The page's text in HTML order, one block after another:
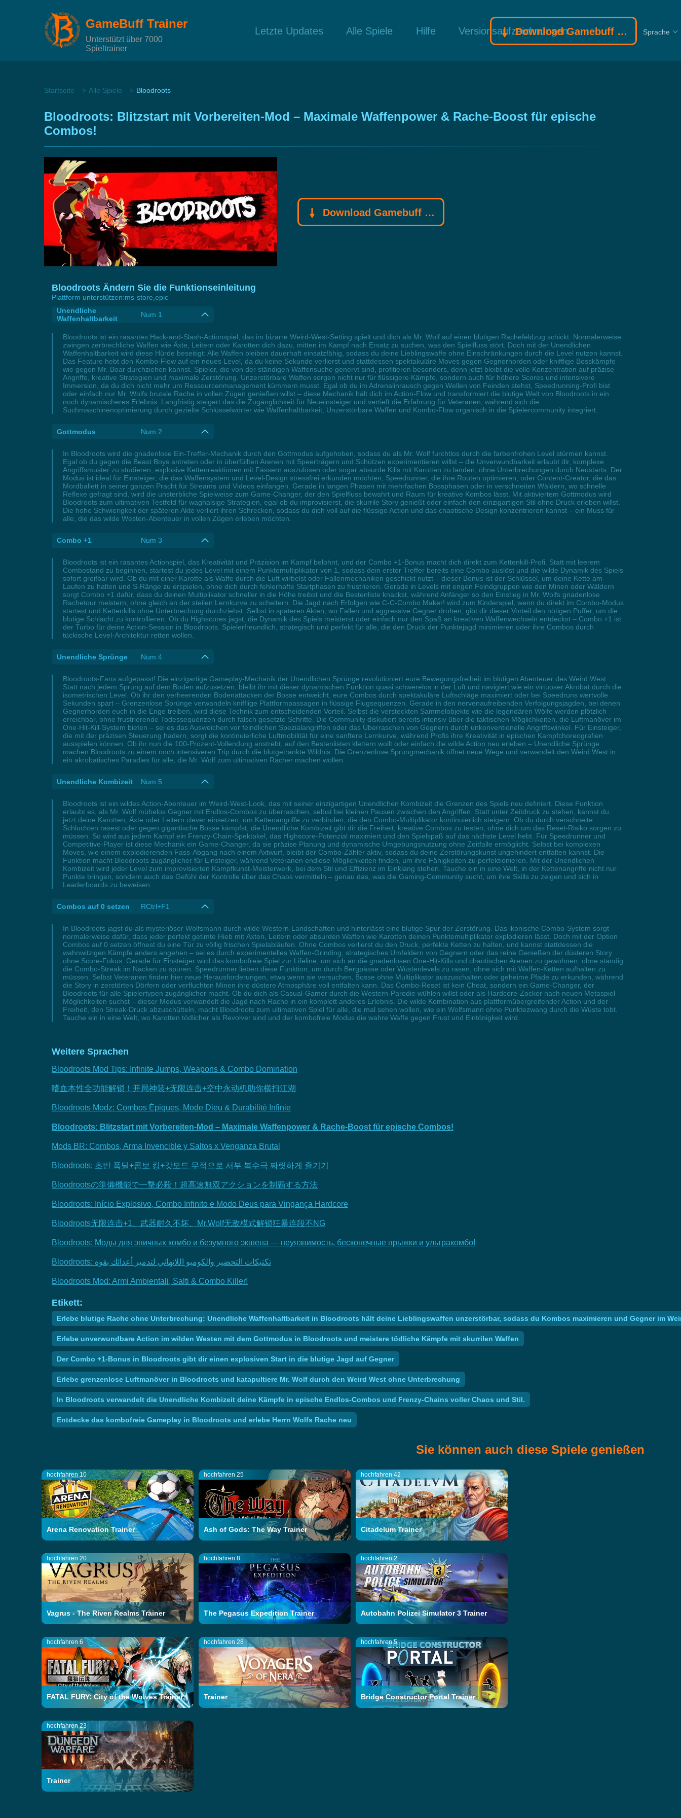
GameBuff Trainer
Unterstützt über 7000
Spieltrainer
Letzte Updates Alle Spiele Hilfe Versionsaufzeichnungen
Download Gamebuff Trainer Sprache
Startseite Alle Spiele Bloodroots
Bloodroots: Blitzstart mit Vorbereiten-Mod – Maximale Waffenpower & Rache-Boost für epische
Combos!
Download Gamebuff Trainer
Bloodroots Ändern Sie die Funktionseinleitung
Plattform unterstützen:ms-store,epic
Unendliche
Waffenhaltbarkeit
Num 1
Bloodroots ist ein rasantes Hack-and-Slash-Actionspiel, das im bizarre Weird-West-Setting spielt und dich als Mr. Wolf auf einen blutigen Rachefeldzug schickt. Normalerweise
zwingen zerbrechliche Waffen wie Äxte, Leitern oder Karotten dich dazu, mitten im Kampf nach Ersatz zu suchen, was den Spielfluss stört. Doch mit der Unendlichen
Waffenhaltbarkeit wird diese Hürde beseitigt: Alle Waffen bleiben dauerhaft einsatzfähig, sodass du deine Lieblingswaffe ohne Einschränkungen durch die Level nutzen kannst.
Das Feature hebt den Kombo-Flow auf ein neues Level, da du keine Sekunde verlierst und stattdessen spektakuläre Moves gegen Gegnerhorden oder knifflige Bosskämpfe
wie gegen Mr. Boar durchziehen kannst. Spieler, die von der ständigen Waffensuche genervt sind, profitieren besonders, denn jetzt bleibt die volle Konzentration auf präzise
Angriffe, kreative Strategien und maximale Zerstörung. Unzerstörbare Waffen sorgen nicht nur für flüssigere Kämpfe, sondern auch für höhere Scores und intensivere
Immersion, da du dich nicht mehr um Ressourcenmanagement kümmern musst. Egal ob du im Adrenalinrausch gegen Wellen von Feinden stehst, Speedrunning-Profi bist
oder einfach nur Mr. Wolfs brutale Rache in vollen Zügen genießen willst – diese Mechanik hält dich im Action-Flow und transformiert die blutige Welt von Bloodroots in ein
noch dynamischeres Erlebnis. Langfristig steigert das die Zugänglichkeit für Neueinsteiger und vertieft die Erfahrung für Veteranen, während sich die
Suchmaschinenoptimierung durch gezielte Schlüsselwörter wie Waffenhaltbarkeit, Unzerstörbare Waffen und Kombo-Flow organisch in die Spielercommunity integriert.
Gottmodus Num 2
In Bloodroots wird die gnadenlose Ein-Treffer-Mechanik durch den Gottmodus aufgehoben, sodass du als Mr. Wolf furchtlos durch die farbenfrohen Level stürmen kannst.
Egal ob du gegen die Beast Boys antreten oder in überfüllten Arenen mit Speerträgern und Schützen experimentieren willst – die Unverwundbarkeit erlaubt dir, komplexe
Angriffsmuster zu studieren, explosive Kettenreaktionen mit Fässern auszulösen oder sogar absurde Kills mit Karotten zu landen, ohne Unterbrechungen durch Neustarts. Der
Modus ist ideal für Einsteiger, die das Waffensystem und Level-Design stressfrei erkunden möchten, Speedrunner, die ihre Routen optimieren, oder Content-Creator, die das
Mordballett in seiner ganzen Pracht für Streams und Videos einfangen. Gerade in langen Phasen mit mehrfachen Bossphasen oder in verschneiten Wäldern, wo schnelle
Reflexe gefragt sind, wird die unsterbliche Spielweise zum Game-Changer, der den Spielfluss bewahrt und Raum für kreative Kombos lässt. Mit aktiviertem Gottmodus wird
Bloodroots zum ultimativen Testfeld für waghalsige Strategien, egal ob du improvisierst, die skurrile Story genießt oder einfach den einzigartigen Stil ohne Druck erleben willst.
Die hohe Schwierigkeit der späteren Akte verliert ihren Schrecken, sodass du dich voll auf die flüssige Action und das chaotische Design konzentrieren kannst – ein Muss für
alle, die das wilde Westen-Abenteuer in vollen Zügen erleben möchten.
Combo +1 Num 3
Bloodroots ist ein rasantes Actionspiel, das Kreativität und Präzision im Kampf belohnt, und der Combo +1-Bonus macht dich direkt zum Kettenkill-Profi. Statt mit leerem
Combostand zu beginnen, startest du jedes Level mit einem Punktemultiplikator von 1, sodass dein erster Treffer bereits eine Combo auslöst und die wilde Dynamik des Spiels
sofort greifbar wird. Ob du mit einer Karotte als Waffe durch die Luft wirbelst oder Fallenmechaniken geschickt nutzt – dieser Bonus ist der Schlüssel, um deine Kette am
Laufen zu halten und S-Ränge zu erspielen, ohne dich durch fehlerhafte Startphasen zu frustrieren. Gerade in Levels mit engen Feindgruppen wie den Minen oder Wäldern
sorgt Combo +1 dafür, dass du deinen Multiplikator schneller in die Höhe treibst und die Bestenliste knackst, während Anfänger so den Einstieg in Mr. Wolfs gnadenlose
Rachetour meistern, ohne gleich an der steilen Lernkurve zu scheitern. Die Jagd nach Erfolgen wie C-C-Combo Maker! wird zum Kinderspiel, wenn du direkt im Combo-Modus
startest und Kettenkills ohne Unterbrechung durchziehst. Selbst in späteren Akten, wo Fallen und aggressive Gegner drohen, gibt dir dieser Vorteil den nötigen Puffer, um die
blutige Schlacht zu kontrollieren. Ob du Highscores jagst, die Dynamik des Spiels meisterst oder einfach nur den Spaß an kreativen Waffenwechseln entdeckst – Combo +1 ist
der Turbo für deine Action-Session in Bloodroots. Spielerfreundlich, strategisch und perfekt für alle, die den Druck der Punktejagd minimieren oder ihre Combos durch
tückische Level-Architektur retten wollen.
Unendliche Sprünge Num 4
Bloodroots-Fans aufgepasst! Die einzigartige Gameplay-Mechanik der Unendlichen Sprünge revolutioniert eure Bewegungsfreiheit im blutigen Abenteuer des Weird West.
Statt nach jedem Sprung auf dem Boden aufzusetzen, bleibt ihr mit dieser dynamischen Funktion quasi schwerelos in der Luft und navigiert wie ein virtuoser Akrobat durch die
isometrischen Level. Ob ihr den verheerenden Bodenattacken der Bosse entweicht, eure Combos durch spektakuläre Luftschläge maximiert oder bei Speedruns wertvolle
Sekunden spart – Grenzenlose Sprünge verwandeln knifflige Plattformpassagen in flüssige Flugsequenzen. Gerade in den nervenaufreibenden Verfolgungsjagden, bei denen
Gegnerhorden euch in die Enge treiben, wird diese Technik zum entscheidenden Vorteil. Selbst die versteckten Sammelobjekte wie die legendären Wölfe werden plötzlich
erreichbar, ohne frustrierende Todessequenzen durch falsch gesetzte Schritte. Die Community diskutiert bereits intensiv über die taktischen Möglichkeiten, die Luftmanöver im
One-Hit-Kill-System bieten – sei es das Ausweichen vor feindlichen Spezialangriffen oder das Überraschen von Gegnern durch unkonventionelle Angriffswinkel. Für Einsteiger,
die mit der präzisen Steuerung hadern, sorgt die kontinuierliche Luftmobilität für eine sanftere Lernkurve, während Profis ihre Kreativität in epischen Kampfchoreografien
ausspielen können. Ob ihr nun die 100-Prozent-Vollendung anstrebt, auf den Bestenlisten klettern wollt oder einfach die wilde Action neu erleben – Unendliche Sprünge
machen Bloodroots zu einem noch intensiveren Trip durch die blutgetränkte Wildnis. Die Grenzenlose Sprungmechanik öffnet neue Wege und verwandelt den Weird West in
ein akrobatisches Paradies für alle, die Mr. Wolf zum ultimativen Rächer machen wollen.
Unendliche Kombizeit Num 5
Bloodroots ist ein wildes Action-Abenteuer im Weird-West-Look, das mit seiner einzigartigen Unendlichen Kombizeit die Grenzen des Spiels neu definiert. Diese Funktion
erlaubt es, als Mr. Wolf mühelos Gegner mit Endlos-Combos zu überraschen, selbst bei kleinen Pausen zwischen den Angriffen. Statt unter Zeitdruck zu stehen, kannst du
jetzt deine Karotten, Äxte oder Leitern clever einsetzen, um Kettenangriffe zu verbinden, die den Combo-Multiplikator kontinuierlich steigern. Ob du durch verschneite
Schluchten rasest oder gegen gigantische Bosse kämpfst, die Unendliche Kombizeit gibt dir die Freiheit, kreative Combos zu testen, ohne dich um das Reset-Risiko sorgen zu
müssen. So wird aus jedem Kampf ein Frenzy-Chain-Spektakel, das Highscore-Potenzial maximiert und den Spielspaß auf das nächste Level hebt. Für Speedrunner und
Competitive-Player ist diese Mechanik ein Game-Changer, da sie präzise Planung und dynamische Umgebungsnutzung ohne Zeitfalle ermöglicht. Selbst bei komplexen
Moves, wie einem explodierenden Fass-Abgang nach einem Axtwurf, bleibt der Combo-Zähler aktiv, sodass du deine Zerstörungskunst ungehindert entfalten kannst. Die
Funktion macht Bloodroots zugänglicher für Einsteiger, während Veteranen endlose Möglichkeiten finden, um ihre Fähigkeiten zu perfektionieren. Mit der Unendlichen
Kombizeit wird jeder Level zum improvisierten Kampfkunst-Meisterwerk, bei dem Stil und Effizienz im Einklang stehen. Tauche ein in eine Welt, in der Kettenangriffe nicht nur
Punkte bringen, sondern auch das Gefühl der Kontrolle über das Chaos vermitteln – genau das, was die Gaming-Community sucht, um ihre Skills zu zeigen und sich in
Leaderboards zu beweisen.
Combos auf 0 setzen RCtrl+F1
In Bloodroots jagst du als mysteriöser Wolfsmann durch wilde Western-Landschaften und hinterlässt eine blutige Spur der Zerstörung. Das ikonische Combo-System sorgt
normalerweise dafür, dass jeder perfekt getimte Hieb mit Äxten, Leitern oder absurden Waffen wie Karotten deinen Punktemultiplikator explodieren lässt. Doch mit der Option
Combos auf 0 setzen öffnest du eine Tür zu völlig frischen Spielabläufen. Ohne Combos verlierst du den Druck, perfekte Ketten zu halten, und kannst stattdessen die
wahnwitzigen Kämpfe anders angehen – sei es durch experimentelles Waffen-Grinding, strategisches Umfeldern von Gegnern oder das reine Genießen der düsteren Story
ohne Score-Fokus. Gerade für Einsteiger wird das kombofreie Spiel zur Lifeline, um sich an die gnadenlosen One-Hit-Kills und chaotischen Arenen zu gewöhnen, ohne ständig
die Combo-Streak im Nacken zu spüren. Speedrunner lieben diese Funktion, um durch Bergpässe oder Wüstenlevels zu rasen, ohne sich mit Waffen-Ketten aufhalten zu
müssen. Selbst Veteranen finden hier neue Herausforderungen, etwa wenn sie versuchen, Bosse ohne Multiplikator auszuschalten oder geheime Pfade zu erkunden, während
die Story in zerstörten Dörfern oder verfluchten Minen ihre düstere Atmosphäre voll entfalten kann. Das Combo-Reset ist kein Cheat, sondern ein Game-Changer, der
Bloodroots für alle Spielertypen zugänglicher macht. Ob du dich als Casual-Gamer durch die Western-Parodie wühlen willst oder als Hardcore-Zocker nach neuen Metaspiel-
Möglichkeiten suchst – dieser Modus verwandelt die Jagd nach Rache in ein komplett anderes Erlebnis. Die wilde Kombination aus plattformübergreifender Action und der
Freiheit, den Streak-Druck abzuschütteln, macht Bloodroots zum ultimativen Spiel für alle, die mal sehen wollen, wie ein Wolfsmann ohne Punktezwang durch die Wüste tobt.
Tauche ein in eine Welt, wo Karotten tödlicher als Revolver sind und der kombofreie Modus die wahre Waffe gegen Frust und Eintönigkeit wird.
Weitere Sprachen
Bloodroots Mod Tips: Infinite Jumps, Weapons & Combo Domination
嗜血本性全功能解锁！开局神装+无限连击+空中永动机助你横扫江湖
Bloodroots Modz: Combos Épiques, Mode Dieu & Durabilité Infinie
Bloodroots: Blitzstart mit Vorbereiten-Mod – Maximale Waffenpower & Rache-Boost für epische Combos!
Mods BR: Combos, Arma Invencible y Saltos x Venganza Brutal
Bloodroots: 초반 폭딜+콤보 킹+갓모드 무적으로 서부 복수극 짜릿하게 즐기기
Bloodrootsの準備機能で一撃必殺！超高速無双アクションを制覇する方法
Bloodroots: Início Explosivo, Combo Infinito e Modo Deus para Vingança Hardcore
Bloodroots无限连击+1、武器耐久不坏、Mr.Wolf无敌模式解锁狂暴连段不NG
Bloodroots: Моды для эпичных комбо и безумного экшена — неуязвимость, бесконечные прыжки и ультракомбо!
Bloodroots: تكتيكات التحضير والكومبو اللانهائي لتدمير أعدائك بقوة
Bloodroots Mod: Armi Ambientali, Salti & Combo Killer!
Etikett:
Erlebe blutige Rache ohne Unterbrechung: Unendliche Waffenhaltbarkeit in Bloodroots hält deine Lieblingswaffen unzerstörbar, sodass du Kombos maximieren und Gegner im
Erlebe unverwundbare Action im wilden Westen mit dem Gottmodus in Bloodroots und meistere tödliche Kämpfe mit skurrilen Waffen
Der Combo +1-Bonus in Bloodroots gibt dir einen explosiven Start in die blutige Jagd auf Gegner
Erlebe grenzenlose Luftmanöver in Bloodroots und katapultiere Mr. Wolf durch den Weird West ohne Unterbrechung
In Bloodroots verwandelt die Unendliche Kombizeit deine Kämpfe in epische Endlos-Combos und Frenzy-Chains voller Chaos und Stil.
Entdecke das kombofreie Gameplay in Bloodroots und erlebe Herrn Wolfs Rache neu
Sie können auch diese Spiele genießen
hochfahren 10
Arena Renovation Trainer
hochfahren 25
Ash of Gods: The Way Trainer
hochfahren 42
Citadelum Trainer
hochfahren 20
Vagrus - The Riven Realms Trainer
hochfahren 8
The Pegasus Expedition Trainer
hochfahren 2
Autobahn Polizei Simulator 3 Trainer
hochfahren 6
FATAL FURY: City of the Wolves Trainer
hochfahren 28
Trainer
hochfahren 5
Bridge Constructor Portal Trainer
hochfahren 23
Trainer